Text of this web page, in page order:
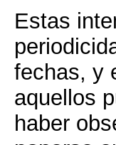
Estas
fechas, y
aquellos
haber